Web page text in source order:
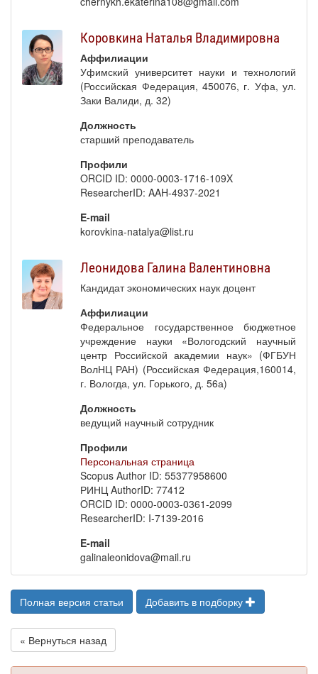
Коровкина Наталья Владимировна
Аффилиации
Уфимский университет науки и технологий
(Российская Федерация, 450076, г. Уфа, ул.
Заки Валиди, д. 32)
Должность
старший преподаватель
Профили
ORCID ID: 0000-0003-1716-109X
ResearcherID: AAH-4937-2021
E-mail
korovkina-natalya@list.ru
Леонидова Галина Валентиновна
Кандидат экономических наук доцент
Аффилиации
Федеральное государственное бюджетное
учреждение науки «Вологодский научный
центр Российской академии наук» (ФГБУН
ВолНЦ РАН) (Российская Федерация,160014,
г. Вологда, ул. Горького, д. 56а)
Должность
ведущий научный сотрудник
Профили
Персональная страница
Scopus Author ID: 55377958600
РИНЦ AuthorID: 77412
ORCID ID: 0000-0003-0361-2099
ResearcherID: I-7139-2016
E-mail
galinaleonidova@mail.ru
Полная версия статьи Добавить в подборку
« Вернуться назад